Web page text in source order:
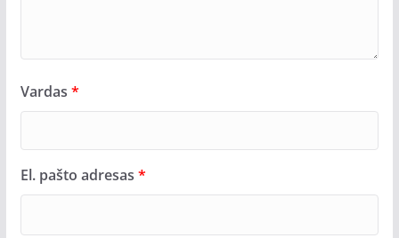
Vardas *
El. pašto adresas *